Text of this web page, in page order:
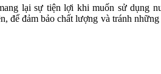
lại sự tiện lợi khi muốn sử dụng
để đảm bảo chất lượng và tránh